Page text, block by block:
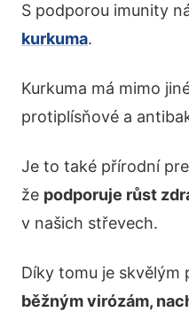
S podporou imunity
kurkuma.
Kurkuma má mimo
protiplísňové a
Je to také přírodní
že podporuje růst
v našich střevech.
Díky tomu je skvělým
běžným virózám,